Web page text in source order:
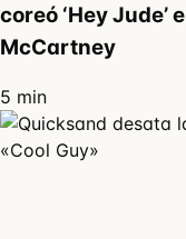
coreó ‘Hey Jude’
McCartney
5 min